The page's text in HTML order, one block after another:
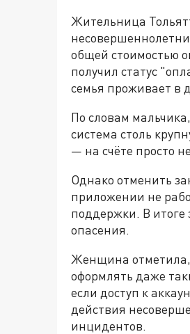
Жительница
общей стоимостью
получил статус
семья проживает в
По словам
система столь
— на счёте просто
Однако отменить
приложении не
поддержки. В итоге
опасения.
Женщина отметила,
оформлять даже
если доступ к
действия
инцидентов.